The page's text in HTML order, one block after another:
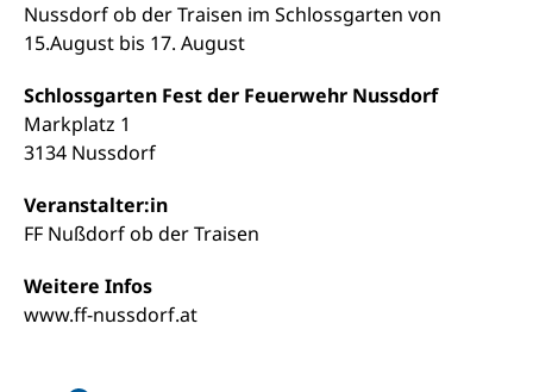
Nussdorf ob der Traisen im Schlossgarten von
15.August bis 17. August
Schlossgarten Fest der Feuerwehr Nussdorf
Markplatz 1
3134 Nussdorf
Veranstalter:in
FF Nußdorf ob der Traisen
Weitere Infos
www.ff-nussdorf.at